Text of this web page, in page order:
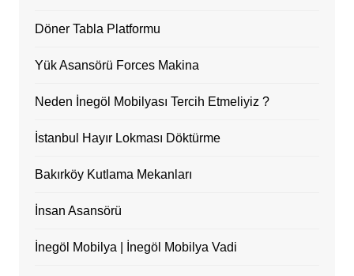
Döner Tabla Platformu
Yük Asansörü Forces Makina
Neden İnegöl Mobilyası Tercih Etmeliyiz ?
İstanbul Hayır Lokması Döktürme
Bakırköy Kutlama Mekanları
İnsan Asansörü
İnegöl Mobilya | İnegöl Mobilya Vadi